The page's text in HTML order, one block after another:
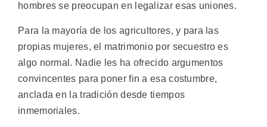
hombres se preocupan en legalizar esas uniones.
Para la mayoría de los agricultores, y para las
propias mujeres, el matrimonio por secuestro es
algo normal. Nadie les ha ofrecido argumentos
convincentes para poner fin a esa costumbre,
anclada en la tradición desde tiempos
inmemoriales.